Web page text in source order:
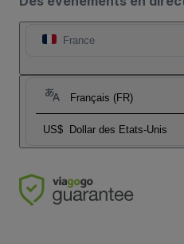
France
Français (FR)
US$ Dollar des Etats-Unis